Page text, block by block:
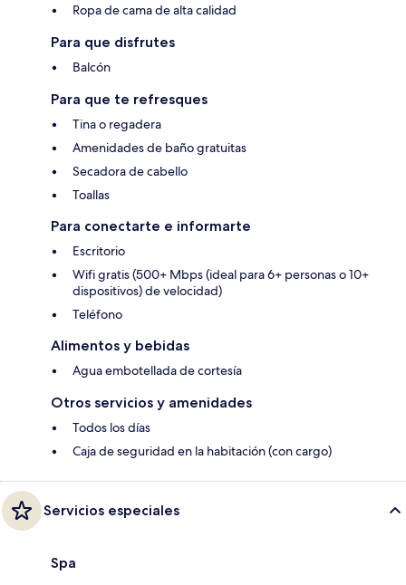
Ropa de cama de alta calidad
Para que disfrutes
Balcón
Para que te refresques
Tina o regadera
Amenidades de baño gratuitas
Secadora de cabello
Toallas
Para conectarte e informarte
Escritorio
Wifi gratis (500+ Mbps (ideal para 6+ personas o 10+
dispositivos) de velocidad)
Teléfono
Alimentos y bebidas
Agua embotellada de cortesía
Otros servicios y amenidades
Todos los días
Caja de seguridad en la habitación (con cargo)
Servicios especiales
Spa